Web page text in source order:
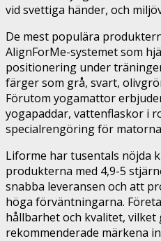
vid svettiga händer, och
De mest populära
AlignForMe-systemet som
positionering under
färger som grå, svart,
Förutom yogamattor
yogapaddar, vattenflaskor i
specialrengöring för
Liforme har tusentals nöjda
produkterna med 4,9-5
snabba leveransen och att
höga förväntningarna.
hållbarhet och kvalitet, vilket
rekommenderade märkena